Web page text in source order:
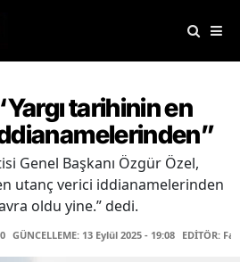
tarihinin en
Genel Başkanı Özgür Özel,
utanç verici iddianamelerinden
oldu yine.” dedi.
GÜNCELLEME: 13 Eylül 2025 - 19:08 EDİTÖR: